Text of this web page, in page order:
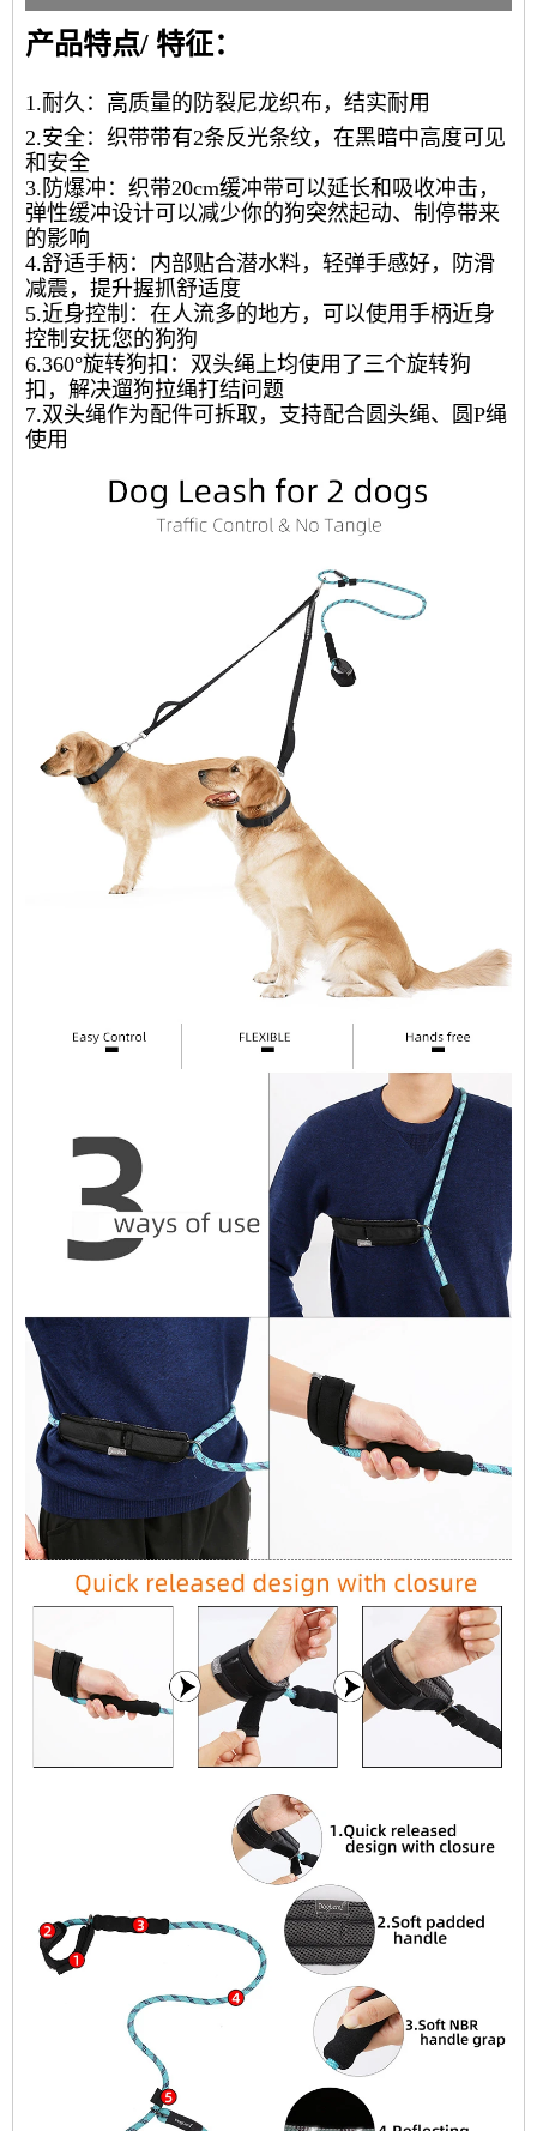
产品特点/ 特征：
1.耐久：高质量的防裂尼龙织布，结实耐用
2.安全：织带带有2条反光条纹，在黑暗中高度可见
和安全
3.防爆冲：织带20cm缓冲带可以延长和吸收冲击，
弹性缓冲设计可以减少你的狗突然起动、制停带来
的影响
4.舒适手柄：内部贴合潜水料，轻弹手感好，防滑
减震，提升握抓舒适度
5.近身控制：在人流多的地方，可以使用手柄近身
控制安抚您的狗狗
6.360°旋转狗扣：双头绳上均使用了三个旋转狗
扣，解决遛狗拉绳打结问题
7.双头绳作为配件可拆取，支持配合圆头绳、圆P绳
使用